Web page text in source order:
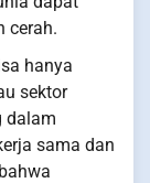
cerah.
hanya
sektor
dalam
sama dan